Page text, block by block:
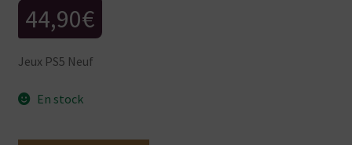
44,90€
Jeux PS5 Neuf
En stock